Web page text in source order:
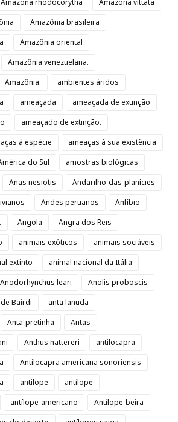
Amazona rhodocorytha
Amazona vittata
Amazônia brasileira
Amazônia oriental
Amazônia venezuelana.
Amazônia.
ambientes áridos
ameaçada
ameaçada de extinção
ameaçado de extinção.
à espécie
ameaças à sua existência
do Sul
amostras biológicas
Anas nesiotis
Andarilho-das-planícies
Andes peruanos
Anfíbio
Angola
Angra dos Reis
animais exóticos
animais sociáveis
extinto
animal nacional da Itália
Anodorhynchus leari
Anolis proboscis
Bairdi
anta lanuda
Anta-pretinha
Antas
Anthus nattereri
antilocapra
Antilocapra americana sonoriensis
antilope
antílope
antílope-americano
Antílope-beira